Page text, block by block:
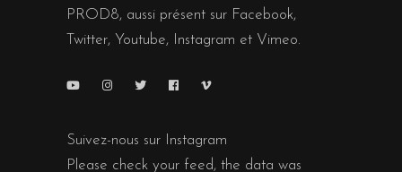
PROD8, aussi présent sur Facebook,
Twitter, Youtube, Instagram et Vimeo.
Suivez-nous sur Instagram
Please check your feed, the data was